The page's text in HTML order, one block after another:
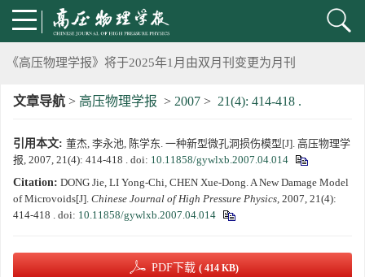
2024年上海光源同步辐射大压机实验技术培训班通知
《高压物理学报》将于2025年1月由双月刊变更为月刊
动载下材料物性机器学习与高通量研究专刊征稿启事
《高压物理学报》第二届青年编委会招募启事
《高压物理学报》2023年度优秀审稿人和优秀论文评选结果
第二十一届中国高压科学学术会议第一轮通知
文章导航 > 高压物理学报 > 2007 > 21(4): 414-418 .
引用本文: 董杰, 李永池, 陈学东. 一种新型微孔洞损伤模型[J]. 高压物理学
报, 2007, 21(4): 414-418 . doi: 10.11858/gywlxb.2007.04.014
Citation: DONG Jie, LI Yong-Chi, CHEN Xue-Dong. A New Damage Model
of Microvoids[J]. Chinese Journal of High Pressure Physics, 2007, 21(4):
414-418 . doi: 10.11858/gywlxb.2007.04.014
PDF下载 ( 414 KB)